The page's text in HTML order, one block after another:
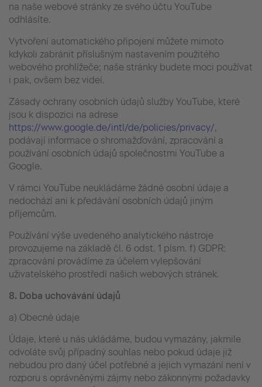
na naše webové stránky ze svého účtu YouTube
odhlásíte.
Vytvoření automatického připojení můžete mimoto
kdykoli zabránit příslušným nastavením použitého
webového prohlížeče; naše stránky budete moci používat
i pak, ovšem bez videí.
Zásady ochrany osobních údajů služby YouTube, které
jsou k dispozici na adrese
https://www.google.de/intl/de/policies/privacy/,
podávají informace o shromažďování, zpracování a
používání osobních údajů společnostmi YouTube a
Google.
V rámci YouTube neukládáme žádné osobní údaje a
nedochází ani k předávání osobních údajů jiným
příjemcům.
Používání výše uvedeného analytického nástroje
provozujeme na základě čl. 6 odst. 1 písm. f) GDPR:
zpracování provádíme za účelem vylepšování
uživatelského prostředí našich webových stránek.
8. Doba uchovávání údajů
a) Obecné údaje
Údaje, které u nás ukládáme, budou vymazány, jakmile
odvoláte svůj případný souhlas nebo pokud údaje již
nebudou pro daný účel potřebné a jejich vymazání není v
rozporu s oprávněnými zájmy nebo zákonnými požadavky